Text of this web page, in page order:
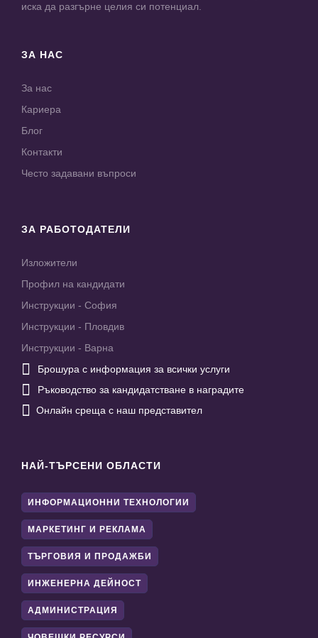
иска да разгърне целия си потенциал.
ЗА НАС
За нас
Кариера
Блог
Контакти
Често задавани въпроси
ЗА РАБОТОДАТЕЛИ
Изложители
Профил на кандидати
Инструкции - София
Инструкции - Пловдив
Инструкции - Варна
 Брошура с информация за всички услуги
 Ръководство за кандидатстване в наградите
 Онлайн среща с наш представител
НАЙ-ТЪРСЕНИ ОБЛАСТИ
ИНФОРМАЦИОННИ ТЕХНОЛОГИИ
МАРКЕТИНГ И РЕКЛАМА
ТЪРГОВИЯ И ПРОДАЖБИ
ИНЖЕНЕРНА ДЕЙНОСТ
АДМИНИСТРАЦИЯ